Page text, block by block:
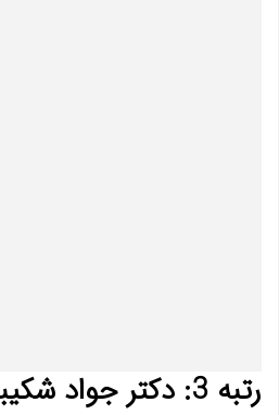
رتبه 3: دکتر جواد شکیباپور